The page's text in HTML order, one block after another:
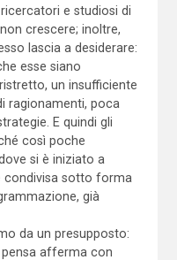
e studiosi di
crescere; inoltre,
lascia a desiderare:
esse siano
un insufficiente
ragionamenti, poca
E quindi gli
così poche
si è iniziato a
condivisa sotto forma
già
da un presupposto:
afferma con